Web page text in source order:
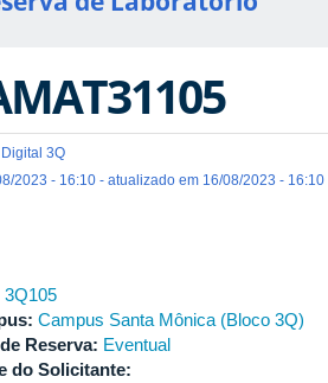
3Q
2023 - 16:10 - atualizado em 16/08/2023 - 16:10
3Q105
Campus Santa Mônica (Bloco 3Q)
Reserva: Eventual
do Solicitante: